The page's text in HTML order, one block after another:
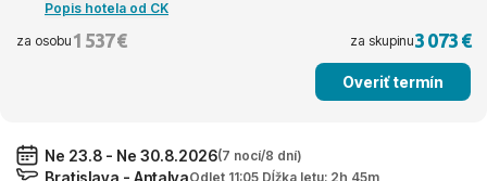
Popis hotela od CK
za osobu 1 537 € za skupinu3 073 €
Overiť termín
Ne 23.8 - Ne 30.8.2026(7 nocí/8 dní)
Odlet 11:05 Dĺžka letu: 2h 45m